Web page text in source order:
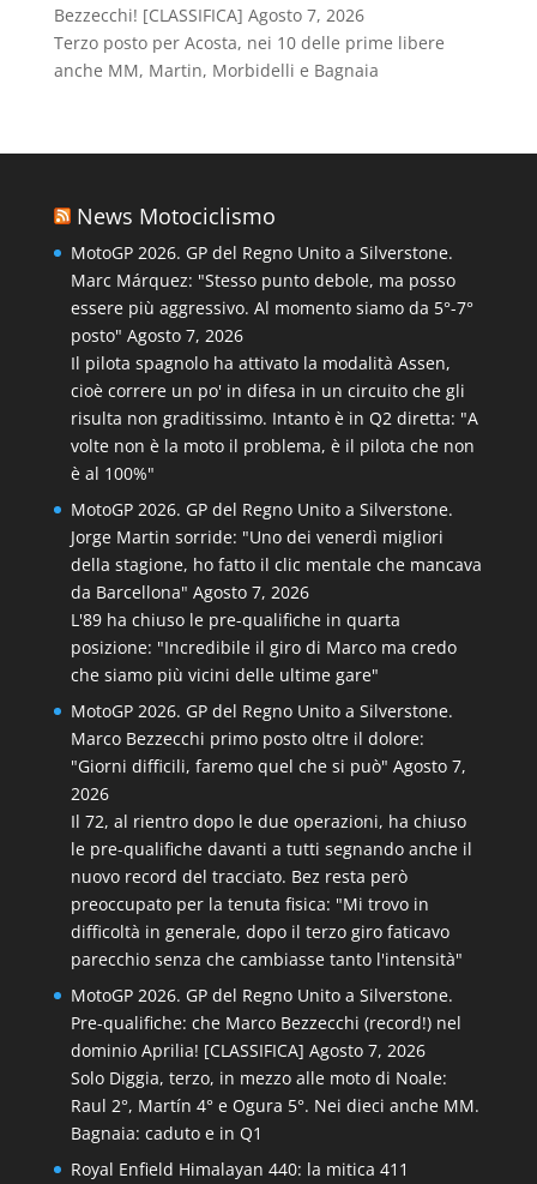
Bezzecchi! [CLASSIFICA] Agosto 7, 2026
Terzo posto per Acosta, nei 10 delle prime libere
anche MM, Martin, Morbidelli e Bagnaia
News Motociclismo
MotoGP 2026. GP del Regno Unito a Silverstone.
Marc Márquez: "Stesso punto debole, ma posso
essere più aggressivo. Al momento siamo da 5°-7°
posto" Agosto 7, 2026
Il pilota spagnolo ha attivato la modalità Assen,
cioè correre un po' in difesa in un circuito che gli
risulta non graditissimo. Intanto è in Q2 diretta: "A
volte non è la moto il problema, è il pilota che non
è al 100%"
MotoGP 2026. GP del Regno Unito a Silverstone.
Jorge Martin sorride: "Uno dei venerdì migliori
della stagione, ho fatto il clic mentale che mancava
da Barcellona" Agosto 7, 2026
L'89 ha chiuso le pre-qualifiche in quarta
posizione: "Incredibile il giro di Marco ma credo
che siamo più vicini delle ultime gare"
MotoGP 2026. GP del Regno Unito a Silverstone.
Marco Bezzecchi primo posto oltre il dolore:
"Giorni difficili, faremo quel che si può" Agosto 7,
2026
Il 72, al rientro dopo le due operazioni, ha chiuso
le pre-qualifiche davanti a tutti segnando anche il
nuovo record del tracciato. Bez resta però
preoccupato per la tenuta fisica: "Mi trovo in
difficoltà in generale, dopo il terzo giro faticavo
parecchio senza che cambiasse tanto l'intensità"
MotoGP 2026. GP del Regno Unito a Silverstone.
Pre-qualifiche: che Marco Bezzecchi (record!) nel
dominio Aprilia! [CLASSIFICA] Agosto 7, 2026
Solo Diggia, terzo, in mezzo alle moto di Noale:
Raul 2°, Martín 4° e Ogura 5°. Nei dieci anche MM.
Bagnaia: caduto e in Q1
Royal Enfield Himalayan 440: la mitica 411